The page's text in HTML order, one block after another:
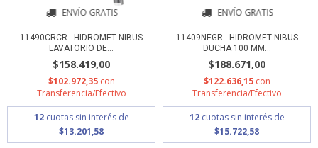
ENVÍO GRATIS
11490CRCR - HIDROMET NIBUS
LAVATORIO DE...
$158.419,00
$102.972,35 con
Transferencia/Efectivo
12 cuotas sin interés de
$13.201,58
ENVÍO GRATIS
11409NEGR - HIDROMET NIBUS
DUCHA 100 MM...
$188.671,00
$122.636,15 con
Transferencia/Efectivo
12 cuotas sin interés de
$15.722,58